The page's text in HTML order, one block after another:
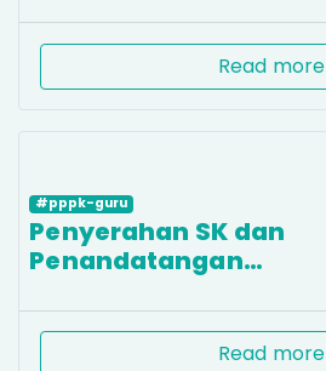
Read more
#pppk-guru
Penyerahan SK dan
Penandatangan…
Read more